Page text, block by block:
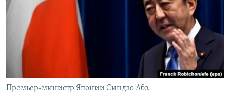
АРХИВ
Հայերեն
Русский
Премьер-министр Японии Синдзо Абэ.